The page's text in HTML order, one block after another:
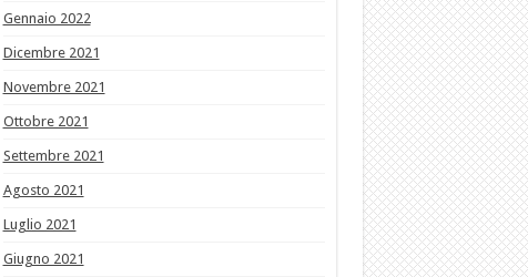
Gennaio 2022
Dicembre 2021
Novembre 2021
Ottobre 2021
Settembre 2021
Agosto 2021
Luglio 2021
Giugno 2021